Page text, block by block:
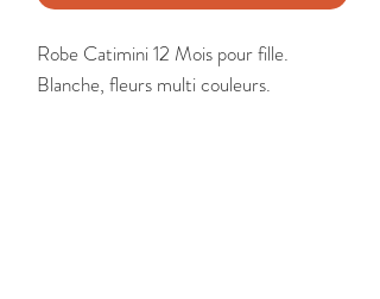
Robe Catimini 12 Mois pour fille.
Blanche, fleurs multi couleurs.